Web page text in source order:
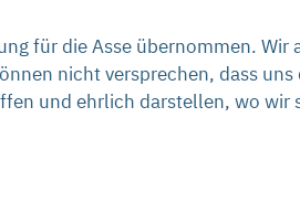
für die Asse übernommen. Wir
nicht versprechen, dass uns
und ehrlich darstellen, wo wir